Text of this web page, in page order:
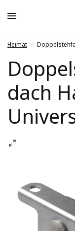
Heimat /
dach